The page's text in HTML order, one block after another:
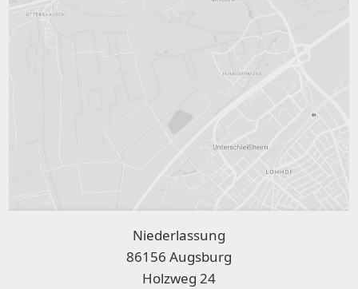
Niederlassung
86156 Augsburg
Holzweg 24